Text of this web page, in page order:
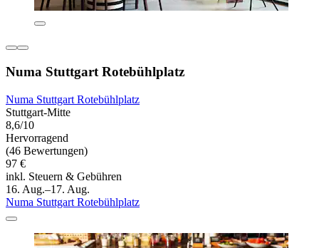
Numa Stuttgart Rotebühlplatz
Numa Stuttgart Rotebühlplatz
Stuttgart-Mitte
8,6/10
Hervorragend
(46 Bewertungen)
97 €
inkl. Steuern & Gebühren
16. Aug.–17. Aug.
Numa Stuttgart Rotebühlplatz